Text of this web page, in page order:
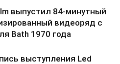
выпустил 84-минутный
видеоряд с
Bath 1970 года
выступления Led